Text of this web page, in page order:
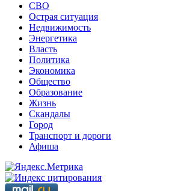
СВО
Острая ситуация
Недвижимость
Энергетика
Власть
Политика
Экономика
Общество
Образование
Жизнь
Скандалы
Город
Транспорт и дороги
Афиша